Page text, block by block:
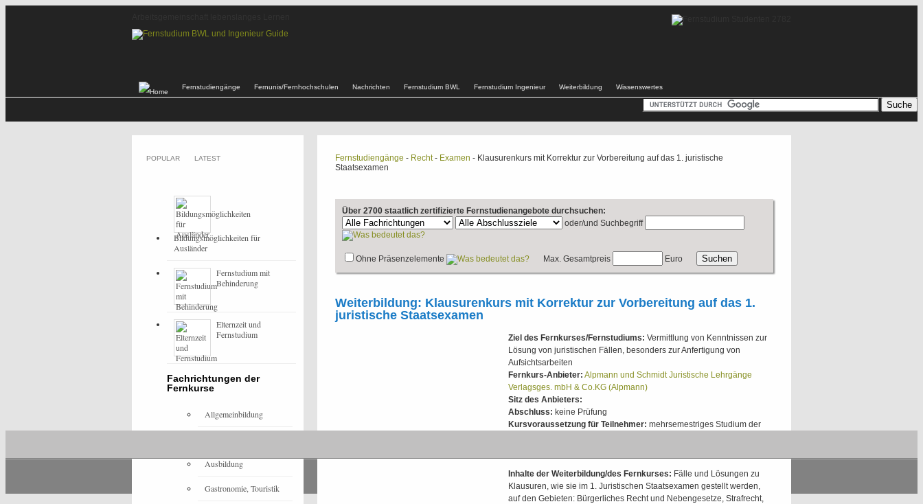
Fernstudiengänge Fernunis/Fernhochschulen Nachrichten Fernstudium BWL Fernstudium Ingenieur Weiterbildung Wissenswertes
Fernstudiengänge - Recht- Examen - Klausurenkurs mit Korrektur zur Vorbereitung auf das 1. juristische
Staatsexamen
Über 2700 staatlich zertifizierte Fernstudienangebote durchsuchen:
oder/und Suchbegriff
Ohne Präsenzelemente Max. Gesamtpreis Euro
Weiterbildung: Klausurenkurs mit Korrektur zur Vorbereitung auf das 1.
juristische Staatsexamen
Ziel des Fernkurses/Fernstudiums: Vermittlung von Kenntnissen zur
Lösung von juristischen Fällen, besonders zur Anfertigung von
Aufsichtsarbeiten
Fernkurs-Anbieter: Alpmann und Schmidt Juristische Lehrgänge
Verlagsges. mbH & Co.KG (Alpmann)
Sitz des Anbieters:
Abschluss: keine Prüfung
Kursvoraussetzung für Teilnehmer: mehrsemestriges Studium der
Inhalte der Weiterbildung/des Fernkurses: Fälle und Lösungen zu
Klausuren, wie sie im 1. Juristischen Staatsexamen gestellt werden,
auf den Gebieten: Bürgerliches Recht und Nebengesetze, Strafrecht,
POPULAR LATEST
Bildungsmöglichkeiten für
Ausländer
Fernstudium mit
Behinderung
Elternzeit und
Fernstudium
Fachrichtungen der
Fernkurse
Allgemeinbildung
Ausbildung
Gastronomie, Touristik